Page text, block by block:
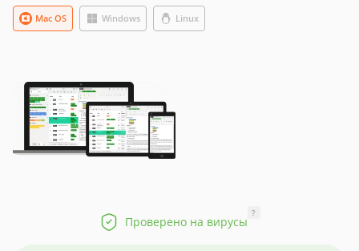
Windows
Mac OS Linux
Проверено на вирусы
?